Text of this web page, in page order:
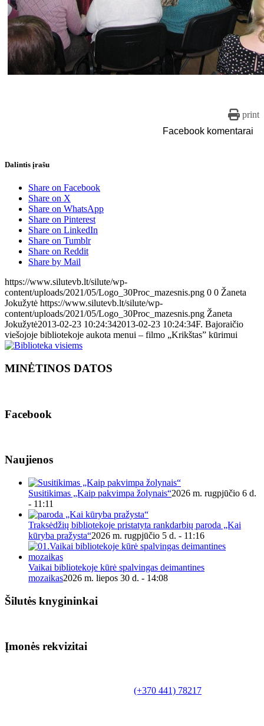
print
Facebook komentarai
Dalintis įrašu
Share on Facebook
Share on X
Share on WhatsApp
Share on Pinterest
Share on LinkedIn
Share on Tumblr
Share on Reddit
Share by Mail
https://www.silutevb.lt/silute/wp-
content/uploads/2021/05/Logo_30Proc_mazesnis.png 0 0 Žaneta
Jokužytė https://www.silutevb.lt/silute/wp-
content/uploads/2021/05/Logo_30Proc_mazesnis.png Žaneta
Jokužytė2013-02-23 10:24:342013-02-23 10:24:34F. Bajoraičio
viešojoje bibliotekoje aukota menui – filmo „Krikštas” kūrimui
MINĖTINOS DATOS
Facebook
Naujienos
Susitikimas „Kaip pakvimpa žolynais“2026 m. rugpjūčio 6 d.
- 11:11
Traksėdžių bibliotekoje pristatyta rankdarbių paroda „Kai
kūryba pražysta“2026 m. rugpjūčio 5 d. - 11:16
Vaikai bibliotekoje kūrė spalvingas deimantines
mozaikas2026 m. liepos 30 d. - 14:08
Šilutės knygininkai
Įmonės rekvizitai
(+370 441) 78217